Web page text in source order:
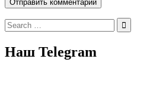
Search
for:
Наш Telegram